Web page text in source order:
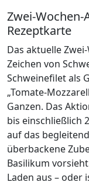
Zwei-
Rezeptkarte
Das aktuelle
Zeichen von
Schweinefilet als
„Tomate-
Ganzen. Das
bis einschließlich
auf das
überbackene
Basilikum
Laden aus –